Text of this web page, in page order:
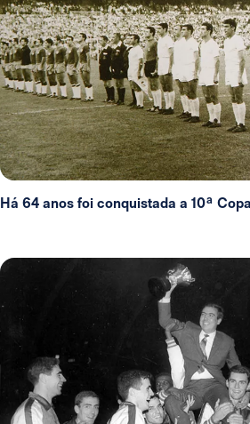
Há 64 anos foi conquistada a 10ª